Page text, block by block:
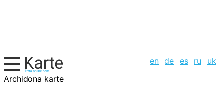
en de es ru
uk
Archidona karte